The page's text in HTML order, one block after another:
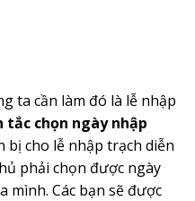
ta cần làm đó là lễ nhập
tắc chọn ngày nhập
bị cho lễ nhập trạch diễn
phải chọn được ngày
mình. Các bạn sẽ được